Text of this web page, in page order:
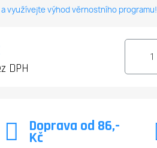
využívejte výhod věrnostního programu!
DPH
Doprava od 86,-
Kč